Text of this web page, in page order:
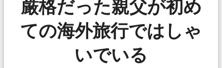
厳格だった親父が初め
ての海外旅行ではしゃ
いでいる